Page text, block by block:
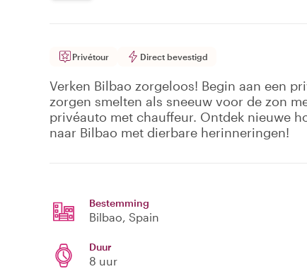
Privétour Direct bevestigd
Verken Bilbao zorgeloos! Begin aan een
zorgen smelten als sneeuw voor de zon
privéauto met chauffeur. Ontdek nieuwe
naar Bilbao met dierbare herinneringen!
Bestemming
Bilbao, Spain
Duur
8 uur